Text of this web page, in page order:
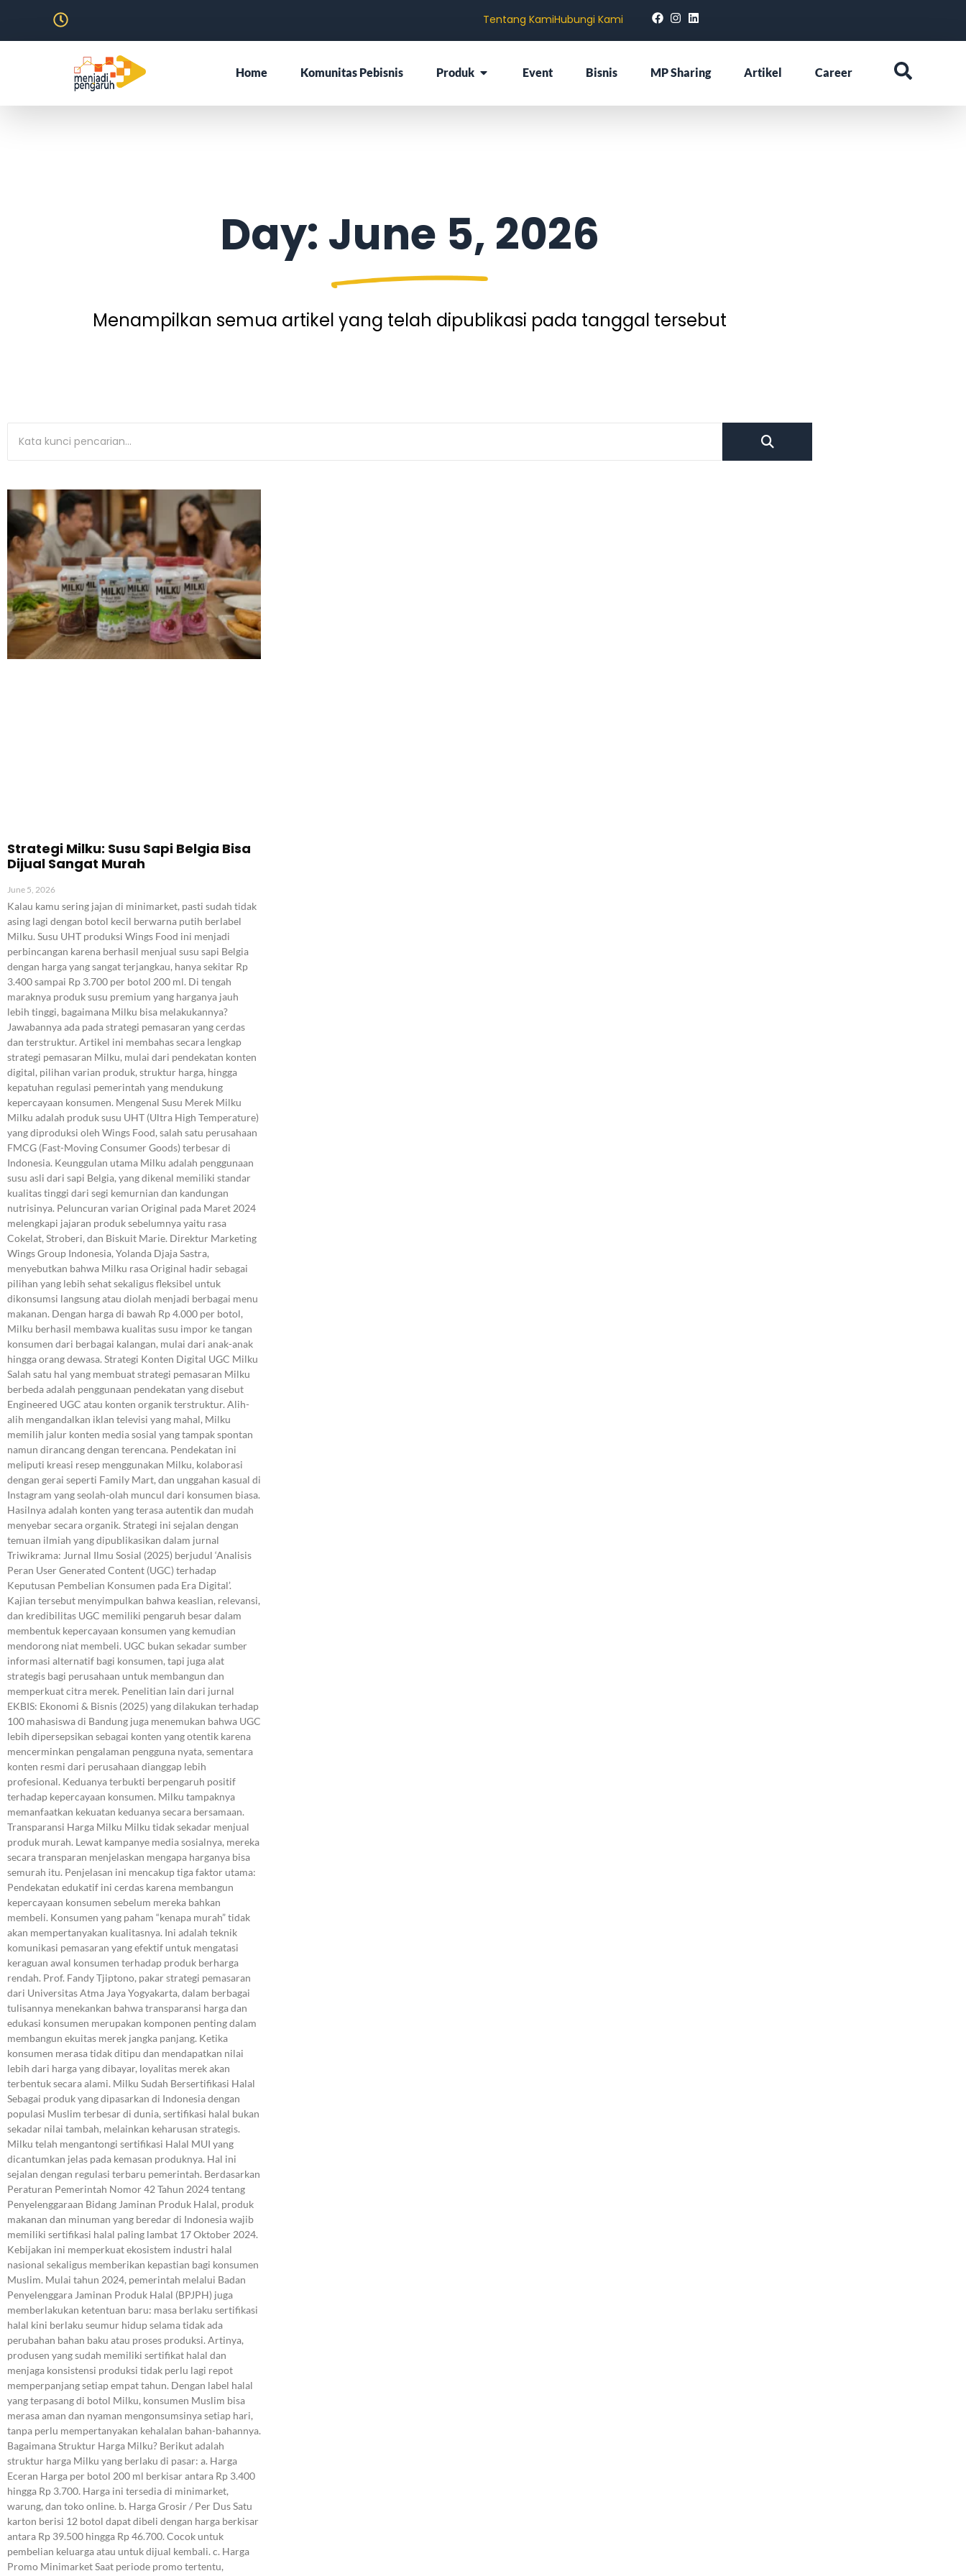
Tentang KamiHubungi Kami
Home Komunitas Pebisnis Produk Event Bisnis MP Sharing Artikel Career
Day: June 5, 2026
Menampilkan semua artikel yang telah dipublikasi pada tanggal tersebut
Strategi Milku: Susu Sapi Belgia Bisa
Dijual Sangat Murah
June 5, 2026
Kalau kamu sering jajan di minimarket, pasti sudah tidak
asing lagi dengan botol kecil berwarna putih berlabel
Milku. Susu UHT produksi Wings Food ini menjadi
perbincangan karena berhasil menjual susu sapi Belgia
dengan harga yang sangat terjangkau, hanya sekitar Rp
3.400 sampai Rp 3.700 per botol 200 ml. Di tengah
maraknya produk susu premium yang harganya jauh
lebih tinggi, bagaimana Milku bisa melakukannya?
Jawabannya ada pada strategi pemasaran yang cerdas
dan terstruktur. Artikel ini membahas secara lengkap
strategi pemasaran Milku, mulai dari pendekatan konten
digital, pilihan varian produk, struktur harga, hingga
kepatuhan regulasi pemerintah yang mendukung
kepercayaan konsumen. Mengenal Susu Merek Milku
Milku adalah produk susu UHT (Ultra High Temperature)
yang diproduksi oleh Wings Food, salah satu perusahaan
FMCG (Fast-Moving Consumer Goods) terbesar di
Indonesia. Keunggulan utama Milku adalah penggunaan
susu asli dari sapi Belgia, yang dikenal memiliki standar
kualitas tinggi dari segi kemurnian dan kandungan
nutrisinya. Peluncuran varian Original pada Maret 2024
melengkapi jajaran produk sebelumnya yaitu rasa
Cokelat, Stroberi, dan Biskuit Marie. Direktur Marketing
Wings Group Indonesia, Yolanda Djaja Sastra,
menyebutkan bahwa Milku rasa Original hadir sebagai
pilihan yang lebih sehat sekaligus fleksibel untuk
dikonsumsi langsung atau diolah menjadi berbagai menu
makanan. Dengan harga di bawah Rp 4.000 per botol,
Milku berhasil membawa kualitas susu impor ke tangan
konsumen dari berbagai kalangan, mulai dari anak-anak
hingga orang dewasa. Strategi Konten Digital UGC Milku
Salah satu hal yang membuat strategi pemasaran Milku
berbeda adalah penggunaan pendekatan yang disebut
Engineered UGC atau konten organik terstruktur. Alih-
alih mengandalkan iklan televisi yang mahal, Milku
memilih jalur konten media sosial yang tampak spontan
namun dirancang dengan terencana. Pendekatan ini
meliputi kreasi resep menggunakan Milku, kolaborasi
dengan gerai seperti Family Mart, dan unggahan kasual di
Instagram yang seolah-olah muncul dari konsumen biasa.
Hasilnya adalah konten yang terasa autentik dan mudah
menyebar secara organik. Strategi ini sejalan dengan
temuan ilmiah yang dipublikasikan dalam jurnal
Triwikrama: Jurnal Ilmu Sosial (2025) berjudul ‘Analisis
Peran User Generated Content (UGC) terhadap
Keputusan Pembelian Konsumen pada Era Digital’.
Kajian tersebut menyimpulkan bahwa keaslian, relevansi,
dan kredibilitas UGC memiliki pengaruh besar dalam
membentuk kepercayaan konsumen yang kemudian
mendorong niat membeli. UGC bukan sekadar sumber
informasi alternatif bagi konsumen, tapi juga alat
strategis bagi perusahaan untuk membangun dan
memperkuat citra merek. Penelitian lain dari jurnal
EKBIS: Ekonomi & Bisnis (2025) yang dilakukan terhadap
100 mahasiswa di Bandung juga menemukan bahwa UGC
lebih dipersepsikan sebagai konten yang otentik karena
mencerminkan pengalaman pengguna nyata, sementara
konten resmi dari perusahaan dianggap lebih
profesional. Keduanya terbukti berpengaruh positif
terhadap kepercayaan konsumen. Milku tampaknya
memanfaatkan kekuatan keduanya secara bersamaan.
Transparansi Harga Milku Milku tidak sekadar menjual
produk murah. Lewat kampanye media sosialnya, mereka
secara transparan menjelaskan mengapa harganya bisa
semurah itu. Penjelasan ini mencakup tiga faktor utama:
Pendekatan edukatif ini cerdas karena membangun
kepercayaan konsumen sebelum mereka bahkan
membeli. Konsumen yang paham “kenapa murah” tidak
akan mempertanyakan kualitasnya. Ini adalah teknik
komunikasi pemasaran yang efektif untuk mengatasi
keraguan awal konsumen terhadap produk berharga
rendah. Prof. Fandy Tjiptono, pakar strategi pemasaran
dari Universitas Atma Jaya Yogyakarta, dalam berbagai
tulisannya menekankan bahwa transparansi harga dan
edukasi konsumen merupakan komponen penting dalam
membangun ekuitas merek jangka panjang. Ketika
konsumen merasa tidak ditipu dan mendapatkan nilai
lebih dari harga yang dibayar, loyalitas merek akan
terbentuk secara alami. Milku Sudah Bersertifikasi Halal
Sebagai produk yang dipasarkan di Indonesia dengan
populasi Muslim terbesar di dunia, sertifikasi halal bukan
sekadar nilai tambah, melainkan keharusan strategis.
Milku telah mengantongi sertifikasi Halal MUI yang
dicantumkan jelas pada kemasan produknya. Hal ini
sejalan dengan regulasi terbaru pemerintah. Berdasarkan
Peraturan Pemerintah Nomor 42 Tahun 2024 tentang
Penyelenggaraan Bidang Jaminan Produk Halal, produk
makanan dan minuman yang beredar di Indonesia wajib
memiliki sertifikasi halal paling lambat 17 Oktober 2024.
Kebijakan ini memperkuat ekosistem industri halal
nasional sekaligus memberikan kepastian bagi konsumen
Muslim. Mulai tahun 2024, pemerintah melalui Badan
Penyelenggara Jaminan Produk Halal (BPJPH) juga
memberlakukan ketentuan baru: masa berlaku sertifikasi
halal kini berlaku seumur hidup selama tidak ada
perubahan bahan baku atau proses produksi. Artinya,
produsen yang sudah memiliki sertifikat halal dan
menjaga konsistensi produksi tidak perlu lagi repot
memperpanjang setiap empat tahun. Dengan label halal
yang terpasang di botol Milku, konsumen Muslim bisa
merasa aman dan nyaman mengonsumsinya setiap hari,
tanpa perlu mempertanyakan kehalalan bahan-bahannya.
Bagaimana Struktur Harga Milku? Berikut adalah
struktur harga Milku yang berlaku di pasar: a. Harga
Eceran Harga per botol 200 ml berkisar antara Rp 3.400
hingga Rp 3.700. Harga ini tersedia di minimarket,
warung, dan toko online. b. Harga Grosir / Per Dus Satu
karton berisi 12 botol dapat dibeli dengan harga berkisar
antara Rp 39.500 hingga Rp 46.700. Cocok untuk
pembelian keluarga atau untuk dijual kembali. c. Harga
Promo Minimarket Saat periode promo tertentu,